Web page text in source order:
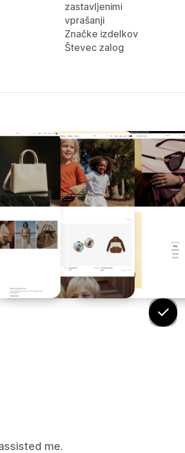
zastavljenimi
vprašanji
Značke izdelkov
Števec zalog
me.